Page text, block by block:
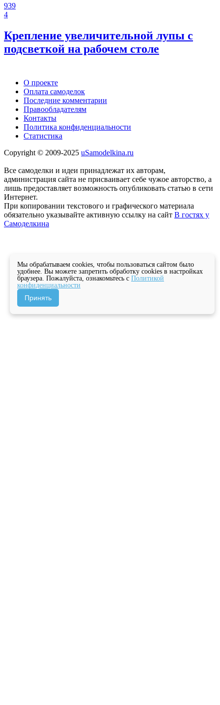
939
4
Крепление увеличительной лупы с
подсветкой на рабочем столе
О проекте
Оплата самоделок
Последние комментарии
Правообладателям
Контакты
Политика конфиденциальности
Статистика
Copyright © 2009-2025 uSamodelkina.ru
Все самоделки и идеи принадлежат их авторам,
администрация сайта не присваивает себе чужое авторство, а
лишь предоставляет возможность опубликовать статью в сети
Интернет.
При копировании текстового и графического материала
обязательно указывайте активную ссылку на сайт В гостях у
Самоделкина
Мы обрабатываем cookies, чтобы пользоваться сайтом было
удобнее. Вы можете запретить обработку cookies в настройках
браузера. Пожалуйста, ознакомьтесь с Политикой
конфиденциальности
Принять